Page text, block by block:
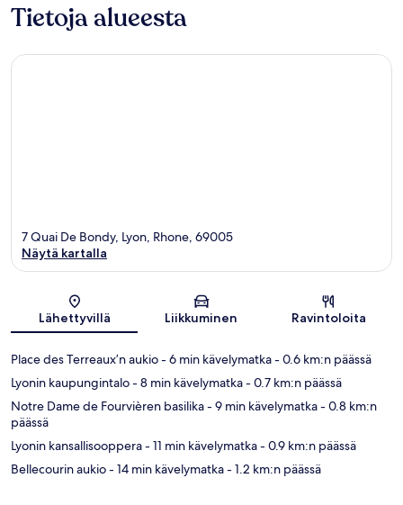
Tietoja alueesta
Kartta
7 Quai De Bondy, Lyon, Rhone, 69005
Näytä kartalla
Lähettyvillä Liikkuminen Ravintoloita
Place des Terreaux’n aukio- 6 min kävelymatka- 0.6 km:n päässä
Lyonin kaupungintalo- 8 min kävelymatka- 0.7 km:n päässä
Notre Dame de Fourvièren basilika- 9 min kävelymatka- 0.8 km:n
päässä
Lyonin kansallisooppera- 11 min kävelymatka- 0.9 km:n päässä
Bellecourin aukio- 14 min kävelymatka- 1.2 km:n päässä